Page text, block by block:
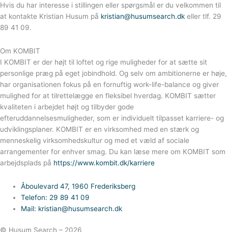
Hvis du har interesse i stillingen eller spørgsmål er du velkommen til
at kontakte Kristian Husum på kristian@husumsearch.dk eller tlf. 29
89 41 09.
Om KOMBIT
I KOMBIT er der højt til loftet og rige muligheder for at sætte sit
personlige præg på eget jobindhold. Og selv om ambitionerne er høje,
har organisationen fokus på en fornuftig work-life-balance og giver
mulighed for at tilrettelægge en fleksibel hverdag. KOMBIT sætter
kvaliteten i arbejdet højt og tilbyder gode
efteruddannelsesmuligheder, som er individuelt tilpasset karriere- og
udviklingsplaner. KOMBIT er en virksomhed med en stærk og
menneskelig virksomhedskultur og med et væld af sociale
arrangementer for enhver smag. Du kan læse mere om KOMBIT som
arbejdsplads på https://www.kombit.dk/karriere
Åboulevard 47, 1960 Frederiksberg
Telefon: 29 89 41 09
Mail: kristian@husumsearch.dk
© Husum Search – 2026